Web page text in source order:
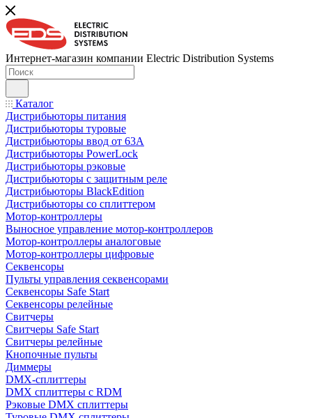
Интернет-магазин компании Electric Distribution Systems
Каталог
Дистрибьюторы питания
Дистрибьюторы туровые
Дистрибьюторы ввод от 63A
Дистрибьюторы PowerLock
Дистрибьюторы рэковые
Дистрибьюторы с защитным реле
Дистрибьюторы BlackEdition
Дистрибьюторы со сплиттером
Мотор-контроллеры
Выносное управление мотор-контроллеров
Мотор-контроллеры аналоговые
Мотор-контроллеры цифровые
Секвенсоры
Пульты управления секвенсорами
Секвенсоры Safe Start
Секвенсоры релейные
Свитчеры
Свитчеры Safe Start
Свитчеры релейные
Кнопочные пульты
Диммеры
DMX-сплиттеры
DMX сплиттеры с RDM
Рэковые DMX сплиттеры